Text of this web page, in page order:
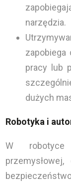
narzędzia.
pracy lub
dużych
Robotyka i
W robotyce